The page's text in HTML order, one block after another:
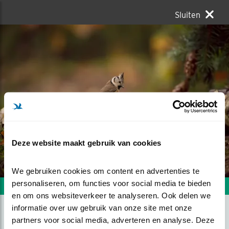
Deze website maakt gebruik van cookies
We gebruiken cookies om content en advertenties te
personaliseren, om functies voor social media te bieden
en om ons websiteverkeer te analyseren. Ook delen we
informatie over uw gebruik van onze site met onze
partners voor social media, adverteren en analyse. Deze
Sluiten
Volgende foto Vorige foto